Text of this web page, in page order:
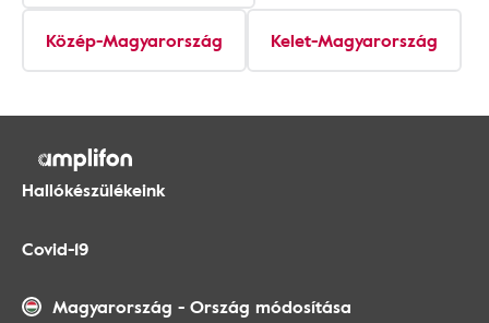
Közép-Magyarország Kelet-Magyarország
Hallókészülékeink
Covid-19
Magyarország - Ország módosítása